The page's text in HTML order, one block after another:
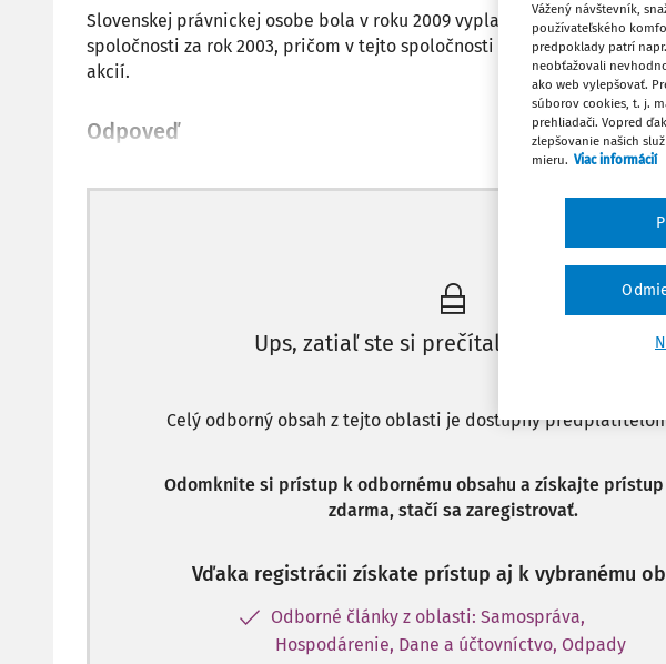
Slovenskej právnickej osobe bola v roku 2009 vyplatená dividenda od
spoločnosti za rok 2003, pričom v tejto spoločnosti slovenská právnická
akcií.
Odpoveď
Máte
Ups, zatiaľ ste si prečítali len začiatok...
Celý odborný obsah z tejto oblasti je dostupný
Odomknite si prístup k odbornému obsahu a získajte prístup
zdarma, stačí sa zaregistrovať.
Vďaka registrácii získate prístup aj k vybranému
Odborné články z oblasti: Samospráva,
Hospodárenie, Dane a účtovníctvo, Odpady
Vážený návštevník,
používateľského
predpoklady patrí
neobťažovali
ako web vylepšovať.
súborov cookies, t. j.
prehliadači. Vopred
zlepšovanie našich
mieru. Viac informácií